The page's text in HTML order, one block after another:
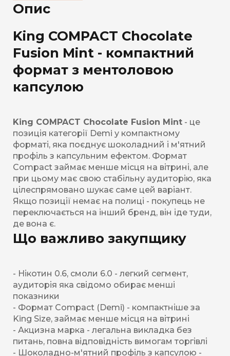
Опис
King COMPACT Chocolate
Fusion Mint - компактний
формат з ментоловою
капсулою
King COMPACT Chocolate Fusion Mint - це
позиція категорії Demi у компактному
форматі, яка поєднує шоколадний і м'ятний
профіль з капсульним ефектом. Формат
Compact займає менше місця на вітрині, але
при цьому має свою стабільну аудиторію, яка
цілеспрямовано шукає саме цей варіант.
Якщо позиції немає на полиці - покупець не
переключається на інший бренд, він іде туди,
де вона є.
Що важливо закупщику
- Нікотин 0.6, смоли 6.0 - легкий сегмент,
аудиторія яка свідомо обирає менші
показники
- Формат Compact (Demi) - компактніше за
King Size, займає менше місця на вітрині
- Акцизна марка - легальна викладка без
питань, повна відповідність вимогам торгівлі
- Шоколадно-м'ятний профіль з капсулою -